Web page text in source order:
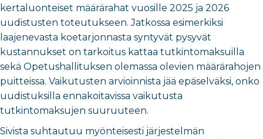
kertaluonteiset määrärahat vuosille 2025 ja 2026
uudistusten toteutukseen. Jatkossa esimerkiksi
laajenevasta koetarjonnasta syntyvät pysyvät
kustannukset on tarkoitus kattaa tutkintomaksuilla
sekä Opetushallituksen olemassa olevien määrärahojen
puitteissa. Vaikutusten arvioinnista jää epäselväksi, onko
uudistuksilla ennakoitavissa vaikutusta
tutkintomaksujen suuruuteen.
Sivista suhtautuu myönteisesti järjestelmän